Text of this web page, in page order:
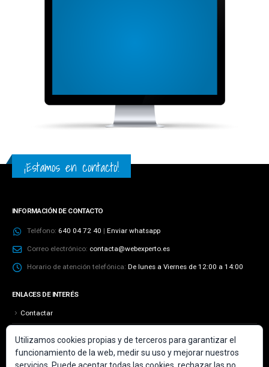
¡Estamos en contacto!
INFORMACIÓN DE CONTACTO
Teléfono: 640 04 72 40 | Enviar whatsapp
Correo electrónico: contacta@webexperto.es
Horario de atención telefónica: De lunes a Viernes de 12:00 a 14:00
ENLACES DE INTERÉS
Contactar
Más información sobre las cookies
Utilizamos cookies propias y de terceros para garantizar el
funcionamiento de la web, medir su uso y mejorar nuestros